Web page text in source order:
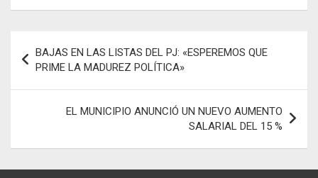
b
o
k
s
p
p
n
er
gr
m
m
p
ar
tir
de
entradas
BAJAS EN LAS LISTAS DEL PJ: «ESPEREMOS QUE
PRIME LA MADUREZ POLÍTICA»
EL MUNICIPIO ANUNCIÓ UN NUEVO AUMENTO
SALARIAL DEL 15 %